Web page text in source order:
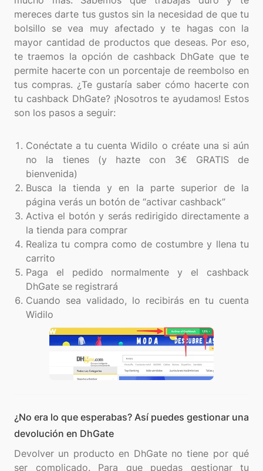
mereces darte tus gustos sin la necesidad de que tu
bolsillo se vea muy afectado y te hagas con la
mayor cantidad de productos que deseas. Por eso,
te traemos la opción de cashback DhGate que te
permite hacerte con un porcentaje de reembolso en
tus compras. ¿Te gustaría saber cómo hacerte con
tu cashback DhGate? ¡Nosotros te ayudamos! Estos
son los pasos a seguir:
Conéctate a tu cuenta Widilo o créate una si aún
no la tienes (y hazte con 3€ GRATIS de
bienvenida)
Busca la tienda y en la parte superior de la
página verás un botón de “activar cashback”
Activa el botón y serás redirigido directamente a
la tienda para comprar
Realiza tu compra como de costumbre y llena tu
carrito
Paga el pedido normalmente y el cashback
DhGate se registrará
Cuando sea validado, lo recibirás en tu cuenta
Widilo
¿No era lo que esperabas? Así puedes gestionar una
devolución en DhGate
Devolver un producto en DhGate no tiene por qué
ser complicado. Para que puedas gestionar tu